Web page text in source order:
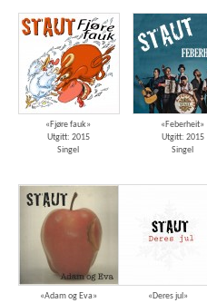
«Fjøre fauk»
Utgitt: 2015
Singel
«Feberheit»
Utgitt: 2015
Singel
«Adam og Eva»
«Deres jul»